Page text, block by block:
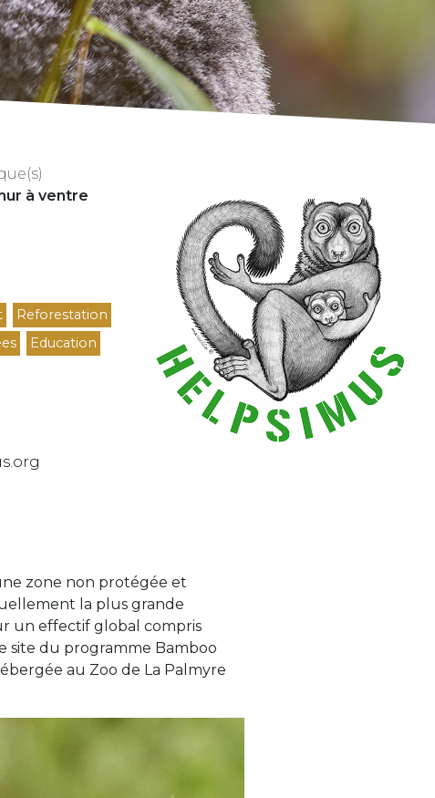
à ventre
Reforestation
Education
zone non protégée et
la plus grande
un effectif global compris
site du programme Bamboo
au Zoo de La Palmyre